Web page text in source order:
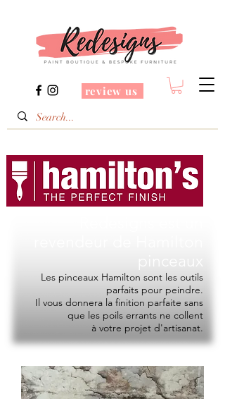
review us
Les pinceaux Hamilton sont les outils
parfaits pour peindre.
Il vous donnera la finition parfaite sans
que les poils errants ne collent
à votre projet d'artisanat.